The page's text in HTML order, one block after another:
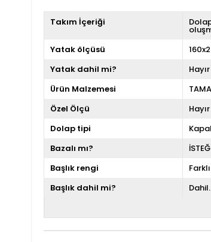
Takım İçeriği
Yatak ölçüsü
Yatak dahil mi?
Hayır
Ürün Malzemesi
Özel Ölçü
Hayır
Dolap tipi
Bazalı mı?
Başlık rengi
Başlık dahil mi?
Dahil.